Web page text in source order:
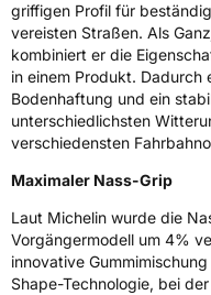
Elektro Ja
EU Label
EffizienzC
NasshaftungB
Rollgeräusch (Klasse)B
Rollgeräusch (dB) 72
griffigen Profil für
vereisten Straßen. Als
kombiniert er die
in einem Produkt. Dadurch
Bodenhaftung und ein
unterschiedlichsten
verschiedensten
Maximaler Nass-Grip
Laut Michelin wurde die
Vorgängermodell um 4%
innovative
Shape-Technologie, bei